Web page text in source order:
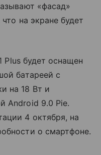
«фасад»
на экране будет
Plus будет оснащен
батареей с
на 18 Вт и
Android 9.0 Pie.
4 октября, на
о смартфоне.